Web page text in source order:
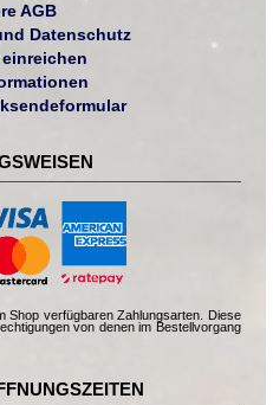
AGB
Datenschutz
Shop verfügbaren Zahlungsarten. Diese
von denen im Bestellvorgang